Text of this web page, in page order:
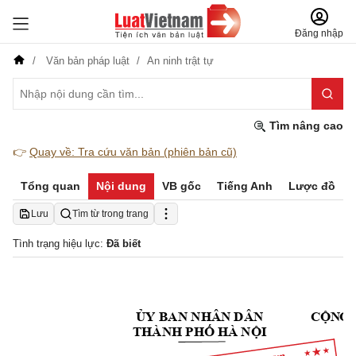
Đăng nhập
Văn bản pháp luật An ninh trật tự
Tìm nâng cao
👉 Quay về: Tra cứu văn bản (phiên bản cũ)
Tổng quan Nội dung VB gốc Tiếng Anh Lược đồ
Lưu Tìm từ trong trang
Tình trạng hiệu lực: Đã biết
ỦY BAN NHÂN DÂN
THÀNH PHỐ HÀ NỘI
CỘNG